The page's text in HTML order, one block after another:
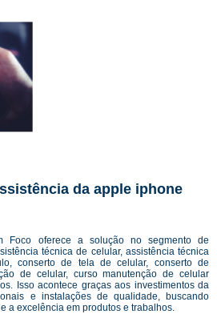
da apple iphone
Foco oferece a solução no segmento de
técnica de celular, assistência técnica
conserto de tela de celular, conserto de
de celular, curso manutenção de celular
Isso acontece graças aos investimentos da
e instalações de qualidade, buscando
a excelência em produtos e trabalhos.